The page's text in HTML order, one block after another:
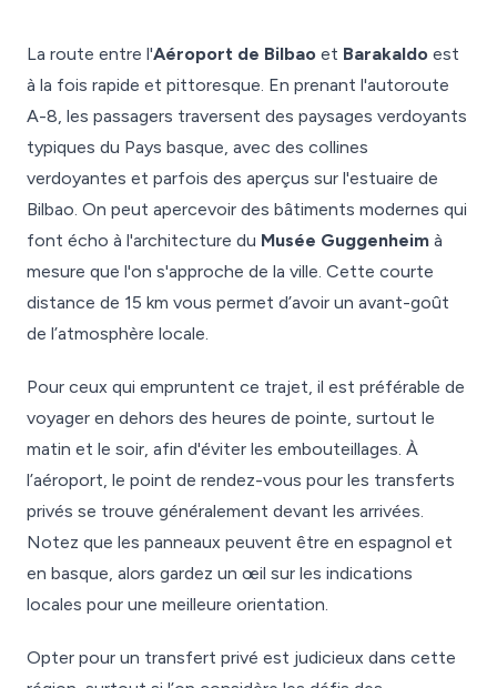
La route entre l'Aéroport de Bilbao et Barakaldo est
à la fois rapide et pittoresque. En prenant l'autoroute
A-8, les passagers traversent des paysages verdoyants
typiques du Pays basque, avec des collines
verdoyantes et parfois des aperçus sur l'estuaire de
Bilbao. On peut apercevoir des bâtiments modernes qui
font écho à l'architecture du Musée Guggenheim à
mesure que l'on s'approche de la ville. Cette courte
distance de 15 km vous permet d’avoir un avant-goût
de l’atmosphère locale.
Pour ceux qui empruntent ce trajet, il est préférable de
voyager en dehors des heures de pointe, surtout le
matin et le soir, afin d'éviter les embouteillages. À
l’aéroport, le point de rendez-vous pour les transferts
privés se trouve généralement devant les arrivées.
Notez que les panneaux peuvent être en espagnol et
en basque, alors gardez un œil sur les indications
locales pour une meilleure orientation.
Opter pour un transfert privé est judicieux dans cette